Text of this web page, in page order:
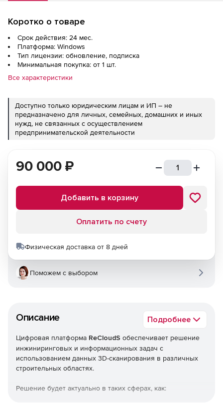
Коротко о товаре
Срок действия: 24 мес.
Платформа: Windows
Тип лицензии: обновление, подписка
Минимальная покупка: от 1 шт.
Все характеристики
Доступно только юридическим лицам и ИП – не
предназначено для личных, семейных, домашних и иных
нужд, не связанных с осуществлением
предпринимательской деятельности
Описание Подробнее
Цифровая платформа ReCloudS обеспечивает решение
инжиниринговых и информационных задач с
использованием данных 3D-сканирования в различных
строительных областях.
Решение будет актуально в таких сферах, как:
90 000 ₽
Добавить в корзину
Оплатить по счету
Физическая доставка от 8 дней
Поможем с выбором